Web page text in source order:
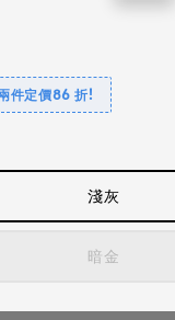
件定價86 折!
淺灰
暗金